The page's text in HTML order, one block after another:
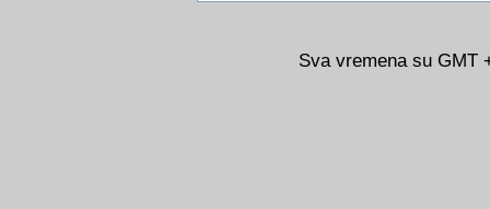
Sva vremena su GMT